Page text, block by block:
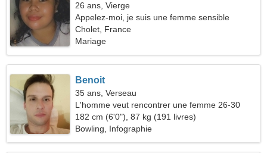
26 ans, Vierge
Appelez-moi, je suis une femme sensible
Cholet, France
Mariage
Benoit
35 ans, Verseau
L'homme veut rencontrer une femme 26-30
182 cm (6'0"), 87 kg (191 livres)
Bowling, Infographie